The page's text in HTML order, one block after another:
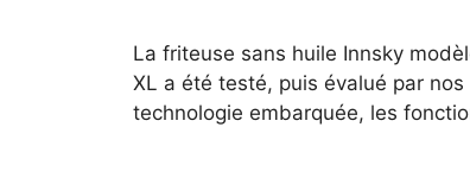
La friteuse sans huile Innsky
XL a été testé, puis évalué par
technologie embarquée, les